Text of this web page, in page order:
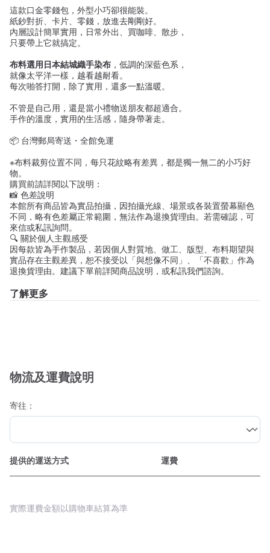
這款口金零錢包，外型小巧卻很能裝。
紙鈔對折、卡片、零錢，放進去剛剛好。
內層設計簡單實用，日常外出、買咖啡、散步，
只要帶上它就搞定。
布料選用日本結城織手染布 ，低調的深藍色系，
就像太平洋一樣，越看越耐看。
每次啪答打開，除了實用，還多一點溫暖。
不管是自己用，還是當小禮物送朋友都超適合。
手作的溫度，實用的生活感，隨身帶著走。
📦 台灣郵局寄送・全館免運
※布料裁剪位置不同，每只花紋略有差異，都是獨一無二的小巧好
物。
購買前請詳閱以下說明：
📸色差說明
本館所有商品皆為實品拍攝，因拍攝光線、場景或各裝置螢幕顯色
不同，略有色差屬正常範圍，無法作為退換貨理由。若需確認，可
來信或私訊詢問。
🔍關於個人主觀感受
因每款皆為手作製品，若因個人對質地、做工、版型、布料期望與
實品存在主觀差異，恕不接受以「與想像不同」、「不喜歡」作為
退換貨理由。建議下單前詳閱商品說明，或私訊我們諮詢。
了解更多
物流及運費說明
寄往：
提供的運送方式 運費
實際運費金額以購物車結算為準